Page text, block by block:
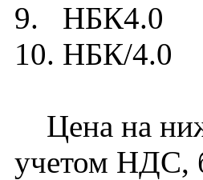
9. НБК4.0
10. НБК/4.0
Цена на
учетом НДС,